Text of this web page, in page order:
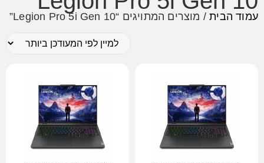
עמוד הבית/ מוצרים המתויגים “Legion Pro 5i Gen 10”